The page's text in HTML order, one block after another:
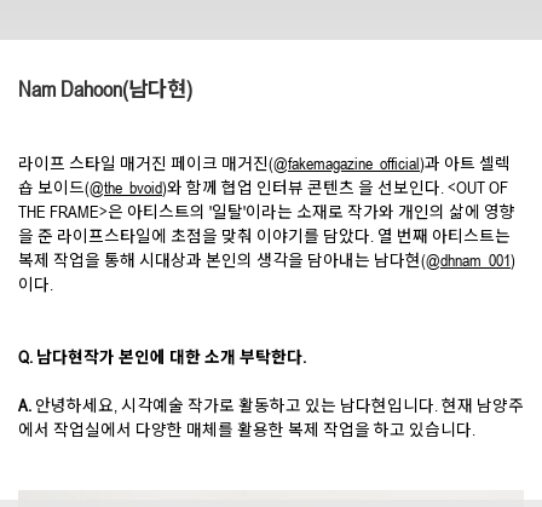
Nam Dahoon(남다현)
라이프 스타일 매거진 페이크 매거진(@fakemagazine_official)과 아트 셀렉
숍 보이드(@the_bvoid)와 함께 협업 인터뷰 콘텐츠 을 선보인다. <OUT OF
THE FRAME>은 아티스트의 '일탈'이라는 소재로 작가와 개인의 삶에 영향
을 준 라이프스타일에 초점을 맞춰 이야기를 담았다. 열 번째 아티스트는
복제 작업을 통해 시대상과 본인의 생각을 담아내는 남다현(@dhnam_001)
이다.
Q. 남다현작가 본인에 대한 소개 부탁한다.
A. 안녕하세요, 시각예술 작가로 활동하고 있는 남다현입니다. 현재 남양주
에서 작업실에서 다양한 매체를 활용한 복제 작업을 하고 있습니다.